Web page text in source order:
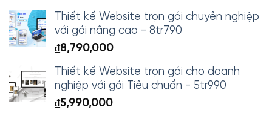
Thiết kế Website trọn gói chuyên nghiệp
với gói nâng cao - 8tr790
₫8,790,000
Thiết kế Website trọn gói cho doanh
nghiệp với gói Tiêu chuẩn - 5tr990
₫5,990,000